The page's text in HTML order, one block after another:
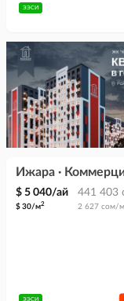
ЭЭСИ
Ижара ·
$ 5 040/ай 441 403
$ 30/м2 2 627 сом/м
ЭЭСИ